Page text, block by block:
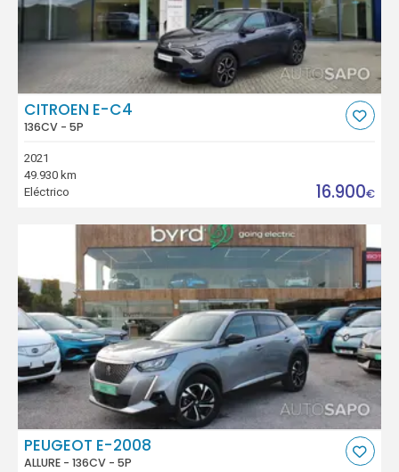
CITROEN E-C4
136CV - 5P
2021
49.930 km
Eléctrico
16.900€
PEUGEOT E-2008
ALLURE - 136CV - 5P